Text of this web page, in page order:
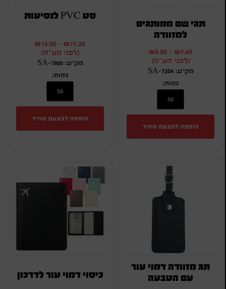
תגי שם ממותגים
למזוודה
₪9.60
-
₪8.00
(לפני מע"מ)
מק"ט: SA-7204
כמות:
הוספה להצעת מחיר
סט PVC לנסיעות
₪19.20
-
₪16.00
(לפני מע"מ)
מק"ט: SA-7800
כמות:
הוספה להצעת מחיר
תג מזוודה דמוי עור
עם הטבעה
כיסוי דמוי עור לדרכון